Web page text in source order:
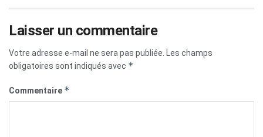
Laisser un commentaire
Votre adresse e-mail ne sera pas publiée.
Les champs
obligatoires sont indiqués avec *
Commentaire *